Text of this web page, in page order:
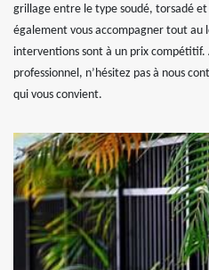
grillage entre le type soudé, torsadé
également vous accompagner tout au
interventions sont à un prix compétitif.
professionnel, n’hésitez pas à nous
qui vous convient.